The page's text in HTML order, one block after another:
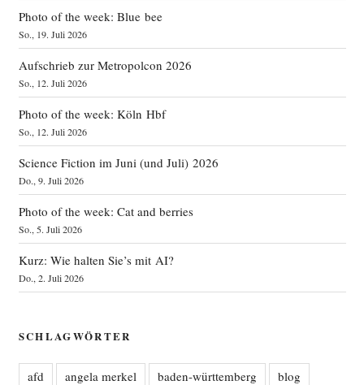
Photo of the week: Blue bee
So., 19. Juli 2026
Aufschrieb zur Metropolcon 2026
So., 12. Juli 2026
Photo of the week: Köln Hbf
So., 12. Juli 2026
Science Fiction im Juni (und Juli) 2026
Do., 9. Juli 2026
Photo of the week: Cat and berries
So., 5. Juli 2026
Kurz: Wie halten Sie’s mit AI?
Do., 2. Juli 2026
SCHLAGWÖRTER
afd angela merkel baden-württemberg
blog